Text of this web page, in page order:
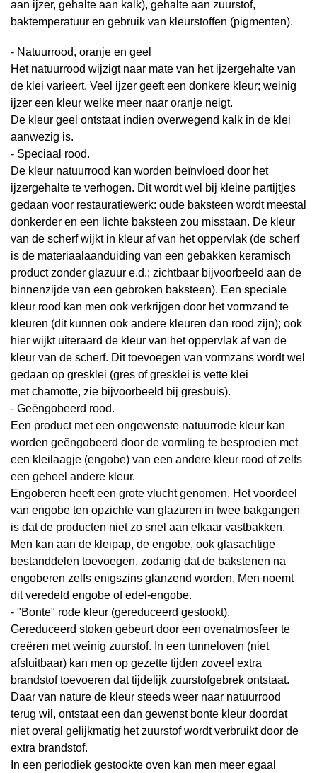
aan ijzer, gehalte aan kalk), gehalte aan zuurstof,
baktemperatuur en gebruik van kleurstoffen (pigmenten).
- Natuurrood, oranje en geel
Het natuurrood wijzigt naar mate van het ijzergehalte van
de klei varieert. Veel ijzer geeft een donkere kleur; weinig
ijzer een kleur welke meer naar oranje neigt.
De kleur geel ontstaat indien overwegend kalk in de klei
aanwezig is.
- Speciaal rood.
De kleur natuurrood kan worden beïnvloed door het
ijzergehalte te verhogen. Dit wordt wel bij kleine partijtjes
gedaan voor restauratiewerk: oude baksteen wordt meestal
donkerder en een lichte baksteen zou misstaan. De kleur
van de scherf wijkt in kleur af van het oppervlak (de scherf
is de materiaalaanduiding van een gebakken keramisch
product zonder glazuur e.d.; zichtbaar bijvoorbeeld aan de
binnenzijde van een gebroken baksteen). Een speciale
kleur rood kan men ook verkrijgen door het vormzand te
kleuren (dit kunnen ook andere kleuren dan rood zijn); ook
hier wijkt uiteraard de kleur van het oppervlak af van de
kleur van de scherf. Dit toevoegen van vormzans wordt wel
gedaan op gresklei (gres of gresklei is vette klei
metchamotte, zie bijvoorbeeld bij gresbuis).
- Geëngobeerd rood.
Een product met een ongewenste natuurrode kleur kan
worden geëngobeerd door de vormling te besproeien met
een kleilaagje (engobe) van een andere kleur rood of zelfs
een geheel andere kleur.
Engoberen heeft een grote vlucht genomen. Het voordeel
van engobe ten opzichte van glazuren in twee bakgangen
is dat de producten niet zo snel aan elkaar vastbakken.
Men kan aan de kleipap, de engobe, ook glasachtige
bestanddelen toevoegen, zodanig dat de bakstenen na
engoberen zelfs enigszins glanzend worden. Men noemt
ditveredeld engobe ofedel-engobe.
- "Bonte" rode kleur (gereduceerd gestookt).
Gereduceerd stoken gebeurt door een ovenatmosfeer te
creëren met weinig zuurstof. In een tunneloven (niet
afsluitbaar) kan men op gezette tijden zoveel extra
brandstof toevoeren dat tijdelijk zuurstofgebrek ontstaat.
Daar van nature de kleur steeds weer naar natuurrood
terug wil, ontstaat een dan gewenst bonte kleur doordat
niet overal gelijkmatig het zuurstof wordt verbruikt door de
extra brandstof.
In een periodiek gestookte oven kan men meer egaal